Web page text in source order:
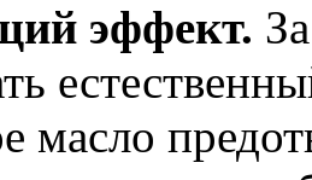
эффект.
масло